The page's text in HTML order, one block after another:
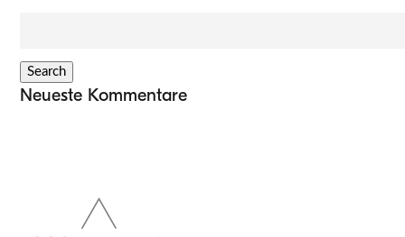
Search
Neueste Kommentare